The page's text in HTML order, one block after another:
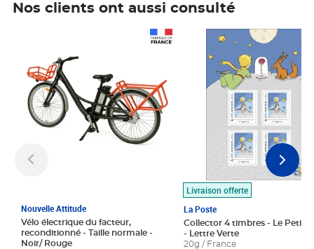
Nos clients ont aussi consulté
Nouvelle Attitude
Vélo électrique du facteur,
reconditionné - Taille normale -
Noir/ Rouge
Livraison offerte
La Poste
Collector 4 timbres - Le Petit
- Lettre Verte
20g / France
Prix 7,50€